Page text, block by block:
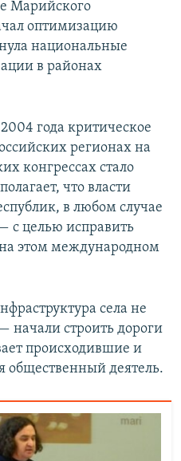
Марийского
оптимизацию
национальные
в районах
года критическое
регионах на
конгрессах стало
что власти
в любом случае
с целью исправить
этом международном
села не
начали строить дороги
происходившие и
деятель.